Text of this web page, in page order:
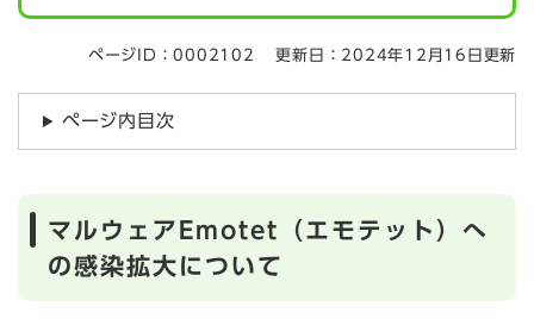
ページID：0002102 更新日：2024年12月16日更新
ページ内目次
マルウェアEmotet（エモテット）へ
の感染拡大について